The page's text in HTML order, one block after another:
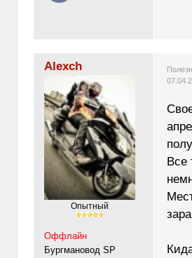
Alexch
Опытный
Оффлайн
Бургмановод SP
Все